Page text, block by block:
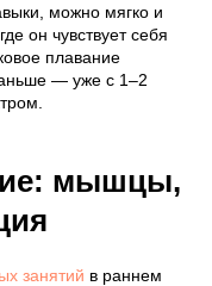
можно мягко и
он чувствует себя
плавание
— уже с 1–2
мышцы,
занятий в раннем